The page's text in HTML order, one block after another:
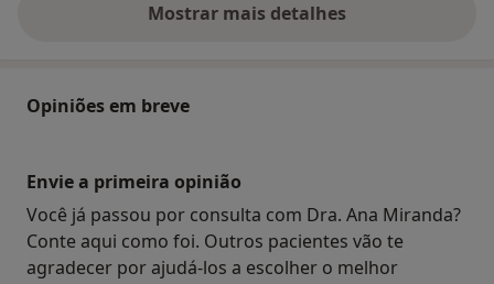
Mostrar mais detalhes
sobre o endereço
Opiniões em breve
Envie a primeira opinião
Você já passou por consulta com Dra. Ana Miranda?
Conte aqui como foi. Outros pacientes vão te
agradecer por ajudá-los a escolher o melhor